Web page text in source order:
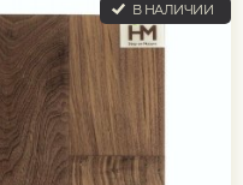
В НАЛИЧИИ